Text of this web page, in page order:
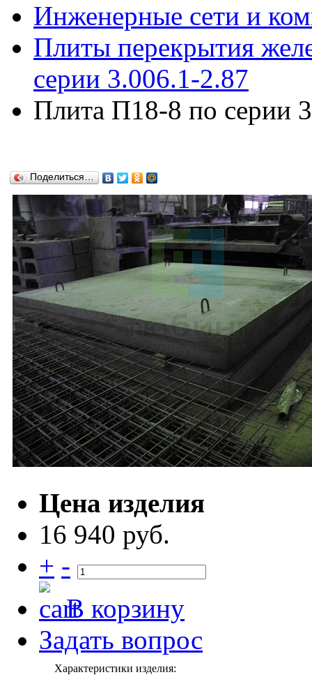
Инженерные сети и
Плиты перекрытия
серии 3.006.1-2.87
Плита П18-8 по серии
Поделиться…
Цена изделия
16 940 руб.
+ -
В корзину
Задать вопрос
Характеристики изделия: